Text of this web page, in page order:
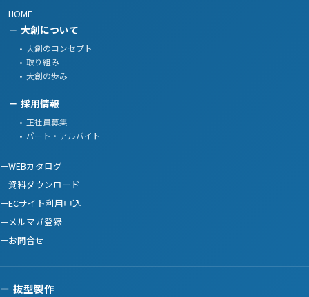
HOME
大創について
大創のコンセプト
取り組み
大創の歩み
採用情報
正社員募集
パート・アルバイト
WEBカタログ
資料ダウンロード
ECサイト利用申込
メルマガ登録
お問合せ
抜型製作